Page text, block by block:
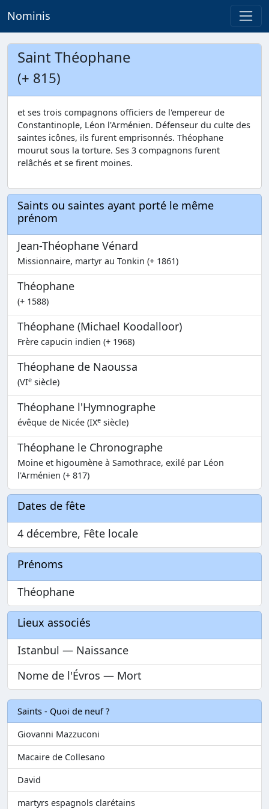
Nominis
Saint Théophane
(+ 815)
et ses trois compagnons officiers de l'empereur de
Constantinople, Léon l'Arménien. Défenseur du culte des
saintes icônes, ils furent emprisonnés. Théophane
mourut sous la torture. Ses 3 compagnons furent
relâchés et se firent moines.
Saints ou saintes ayant porté le même
prénom
Jean-Théophane Vénard
Missionnaire, martyr au Tonkin (+ 1861)
Théophane
(+ 1588)
Théophane (Michael Koodalloor)
Frère capucin indien (+ 1968)
Théophane de Naoussa
(VIe siècle)
Théophane l'Hymnographe
évêque de Nicée (IXe siècle)
Théophane le Chronographe
Moine et higoumène à Samothrace, exilé par Léon
l'Arménien (+ 817)
Dates de fête
4 décembre, Fête locale
Prénoms
Théophane
Lieux associés
Istanbul — Naissance
Nome de l'Évros — Mort
Saints - Quoi de neuf ?
Giovanni Mazzuconi
Macaire de Collesano
David
martyrs espagnols clarétains